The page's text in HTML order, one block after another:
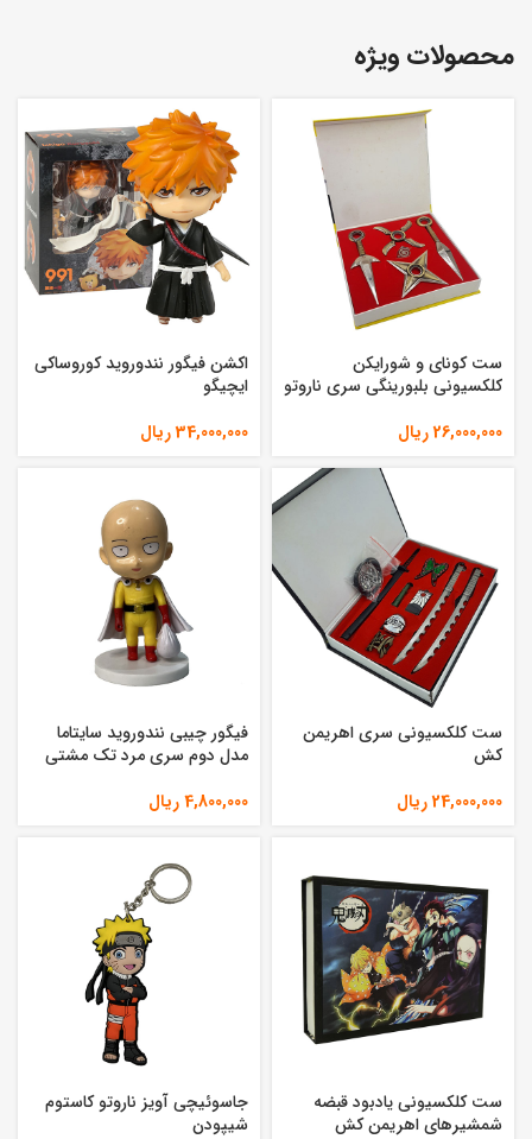
محصولات ویژه
ست کونای و شورایکن
کلکسیونی بلبورینگی سری ناروتو
26,000,000ریال
اکشن فیگور نندوروید کوروساکی
ایچیگو
34,000,000ریال
ست کلکسیونی سری اهریمن
کش
24,000,000ریال
فیگور چیبی نندوروید سایتاما
مدل دوم سری مرد تک مشتی
4,800,000ریال
ست کلکسیونی یادبود قبضه
شمشیرهای اهریمن کش
جاسوئیچی آویز ناروتو کاستوم
شیپودن